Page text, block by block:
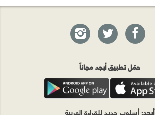
حمّل تطبيق أبجد مجاناً
أبجد: أسلوب جديد للقراءة العربية